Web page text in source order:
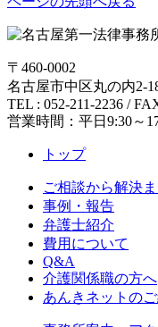
〒460-0002
名古屋市中区丸の内2-
TEL : 052-211-2236 /
営業時間：平日9:30～
トップ
ご相談から解決
事例・報告
弁護士紹介
費用について
Q&A
介護関係職の方へ
あんきネットの